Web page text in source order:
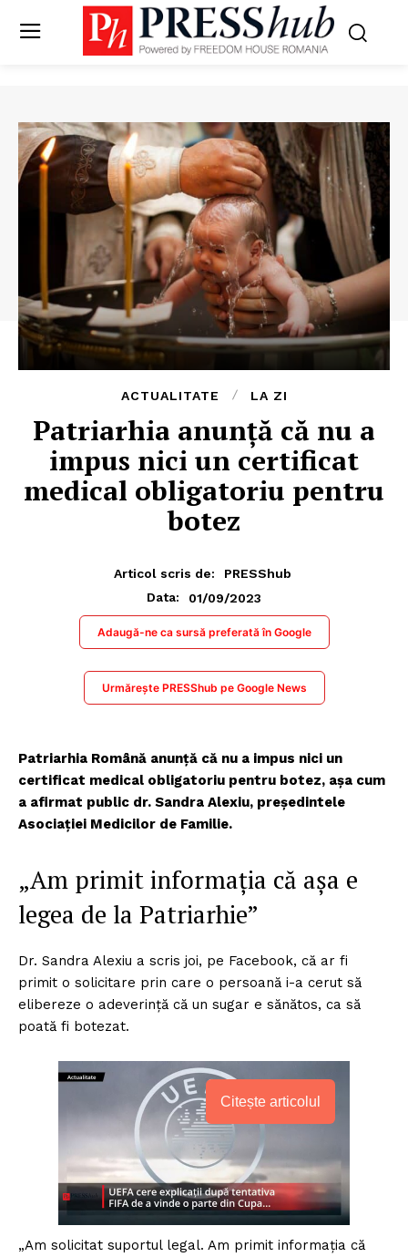
ACTUALITATE LA ZI
Patriarhia anunță că nu a
impus nici un certificat
medical obligatoriu pentru
botez
Articol scris de:
PRESShub
Data:
01/09/2023
Adaugă-ne ca sursă preferată în Google
Urmărește PRESShub pe Google News
Patriarhia Română anunță că nu a impus nici un
certificat medical obligatoriu pentru botez, așa cum
a afirmat public dr. Sandra Alexiu, președintele
Asociației Medicilor de Familie.
„Am primit informația că așa e
legea de la Patriarhie”
Dr. Sandra Alexiu a scris joi, pe Facebook, că ar fi
primit o solicitare prin care o persoană i-a cerut să
elibereze o adeverință că un sugar e sănătos, ca să
poată fi botezat.
Citește articolul
„Am solicitat suportul legal. Am primit informația că